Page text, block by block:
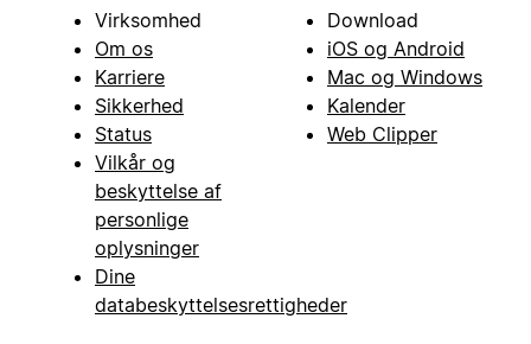
Virksomhed
Om os
Karriere
Sikkerhed
Status
Vilkår og
beskyttelse af
personlige
oplysninger
Dine
databeskyttelsesrettigheder
Download
iOS og Android
Mac og Windows
Kalender
Web Clipper